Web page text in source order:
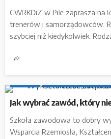
CWRKDiZ w Pile zaprasza na
trenerów i samorządowców.
szybciej niż kiedykolwiek.
Jak wybrać zawód, który
Szkoła zawodowa to dobry
Wsparcia Rzemiosła,